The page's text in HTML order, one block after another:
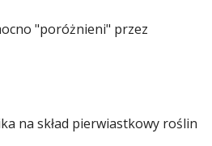
"poróżnieni" przez
na skład pierwiastkowy roślin